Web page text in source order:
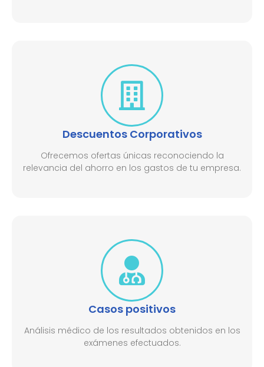
Descuentos Corporativos
Ofrecemos ofertas únicas reconociendo la
relevancia del ahorro en los gastos de tu empresa.
Casos positivos
Análisis médico de los resultados obtenidos en los
exámenes efectuados.